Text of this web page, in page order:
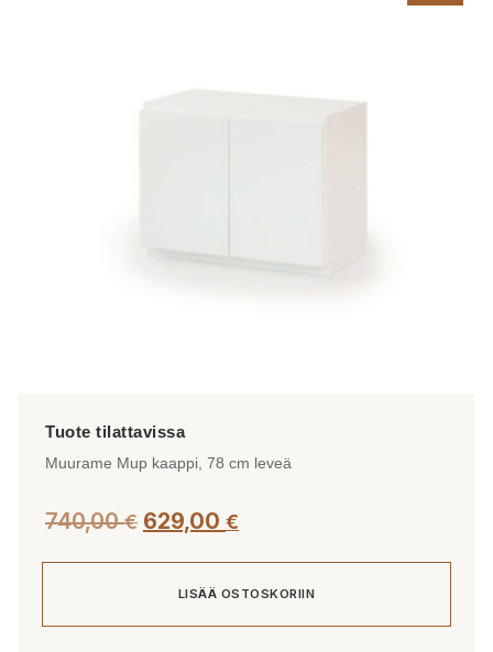
Muurame Mup kaappi, 78 cm leveä
740,00€ 629,00 €
LISÄÄ OSTOSKORIIN